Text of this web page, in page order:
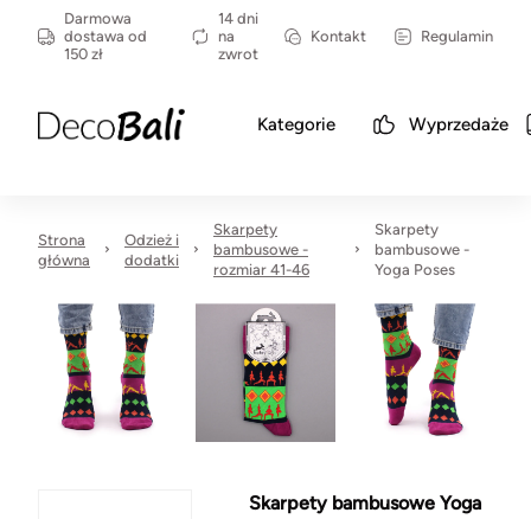
Darmowa
dostawa od
150 zł
14 dni
na
zwrot
Kontakt Regulamin
Kategorie Wyprzedaże
Strona
główna
Odzież i
dodatki
Skarpety
bambusowe -
rozmiar 41-46
Skarpety
bambusowe -
Yoga Poses
Skarpety bambusowe Yoga